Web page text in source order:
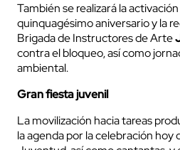
También se realizará la
quinquagésimo aniversario y la
Brigada de Instructores de Arte
contra el bloqueo, así como
ambiental.
Gran fiesta juvenil
La movilización hacia tareas
la agenda por la celebración hoy